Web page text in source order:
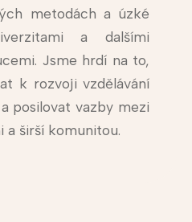
metodách a úzké
a dalšími
Jsme hrdí na to,
k rozvoji vzdělávání
posilovat vazby mezi
a širší komunitou.